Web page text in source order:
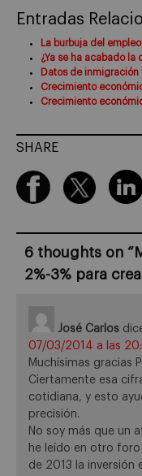
Entradas
La burbuja del
¿Ya se ha acabado la
Datos de inmigración
Crecimiento
Crecimiento
SHARE
6 thoughts on “
2%-3% para
José Carlos
07/03/2014 a las
Muchísimas gracias
Ciertamente esa
cotidiana, y esto
precisión.
No soy más que un
he leído en otro
de 2013 la inversión